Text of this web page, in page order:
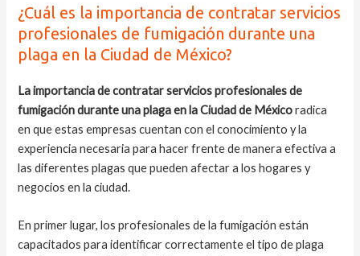
¿Cuál es la importancia de contratar servicios
profesionales de fumigación durante una
plaga en la Ciudad de México?
La importancia de contratar servicios profesionales de
fumigación durante una plaga en la Ciudad de Méxicoradica
en que estas empresas cuentan con el conocimiento y la
experiencia necesaria para hacer frente de manera efectiva a
las diferentes plagas que pueden afectar a los hogares y
negocios en la ciudad.
En primer lugar, los profesionales de la fumigación están
capacitados para identificar correctamente el tipo de plaga